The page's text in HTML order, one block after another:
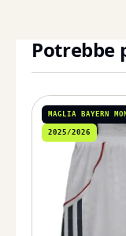
Potrebbe
MAGLIA BAYERN
2025/2026